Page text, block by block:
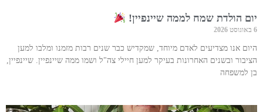
יום הולדת שמח לממה שיינפיין!
6 באוגוסט 2026
היום אנו מצדיעים לאדם מיוחד, שמקדיש כבר שנים רבות מזמנו ומלבו למען
הציבור ובשנים האחרונות בעיקר למען חיילי צה"ל ושמו ממה שיינפיין. שיינפיין,
בן למשפחה